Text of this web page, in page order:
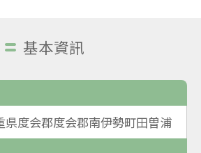
基本資訊
度会郡度会郡南伊勢町田曽浦